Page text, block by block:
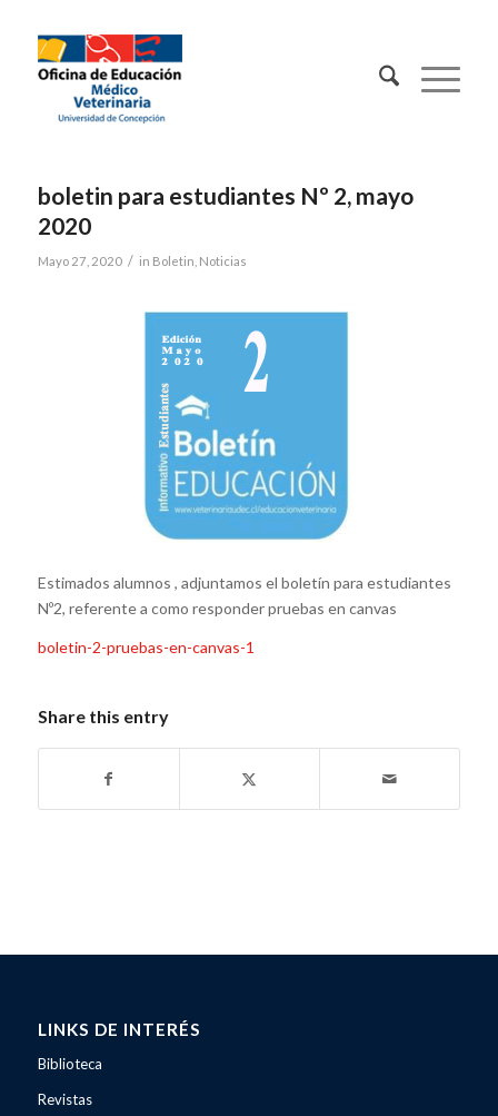
boletin para estudiantes Nº 2, mayo
2020
Mayo 27, 2020 / in Boletin Noticias
Estimados alumnos , adjuntamos el boletín para estudiantes
Nº2, referente a como responder pruebas en canvas
boletin-2-pruebas-en-canvas-1
Share this entry
LINKS DE INTERÉS
Biblioteca
Revistas